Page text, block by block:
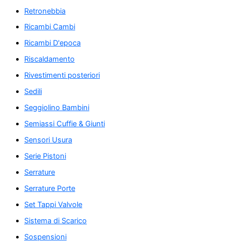
Retronebbia
Ricambi Cambi
Ricambi D'epoca
Riscaldamento
Rivestimenti posteriori
Sedili
Seggiolino Bambini
Semiassi Cuffie & Giunti
Sensori Usura
Serie Pistoni
Serrature
Serrature Porte
Set Tappi Valvole
Sistema di Scarico
Sospensioni